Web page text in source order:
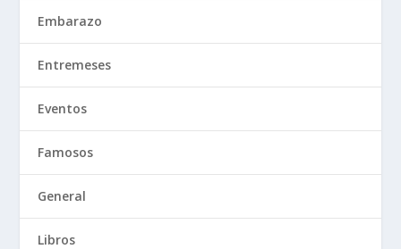
Embarazo
Entremeses
Eventos
Famosos
General
Libros